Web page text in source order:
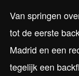
Van springen
tot de eerste
Madrid en een
tegelijk een